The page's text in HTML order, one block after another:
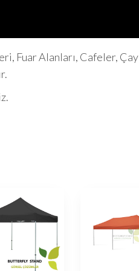
Fuar Alanları, Cafeler, Çay